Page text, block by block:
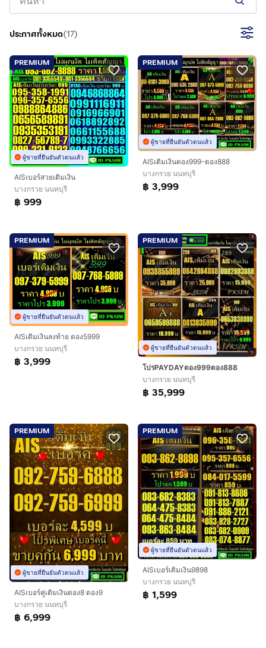
https://www.facebook.com/napaporn.limpisawat
ไม่มี
https://pksim5999.simdif.com
ประกาศทั้งหมด(17)
PREMIUM
ผู้ขายที่ยืนยันตัวตนแล้ว
AISเบอร์สวยเติมเงิน
บางกรวย นนทบุรี
฿ 999
PREMIUM
ผู้ขายที่ยืนยันตัวตนแล้ว
AISเติมเงินตอง999-ตอง888
บางกรวย นนทบุรี
฿ 3,999
PREMIUM
ผู้ขายที่ยืนยันตัวตนแล้ว
AISเติมเงินลงท้าย ตอง5999
บางกรวย นนทบุรี
฿ 3,999
PREMIUM
ผู้ขายที่ยืนยันตัวตนแล้ว
โปรPAYDAYตอง999ตอง888
บางกรวย นนทบุรี
฿ 35,999
PREMIUM
ผู้ขายที่ยืนยันตัวตนแล้ว
AISเบอร์คู่เติมเงินตอง8 ตอง9
บางกรวย นนทบุรี
฿ 6,999
PREMIUM
ผู้ขายที่ยืนยันตัวตนแล้ว
AISเบอร์เติมเงิน9898
บางกรวย นนทบุรี
฿ 1,599